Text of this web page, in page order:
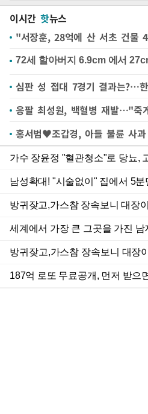
이시간 핫뉴스
"서장훈, 28억에 산 서초 건물
심판 성 접대 7경기 결과는?…
응팔 최성원, 백혈병 재발…"죽
홍서범♥조갑경, 아들 불륜 사